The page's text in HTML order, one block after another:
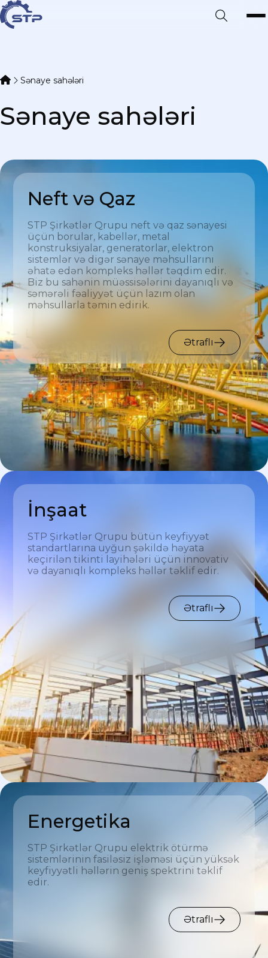
Sənaye sahələri
Sənaye sahələri
Neft və Qaz
STP Şirkətlər Qrupu neft və qaz sənayesi
üçün borular, kabellər, metal
konstruksiyalar, generatorlar, elektron
sistemlər və digər sənaye məhsullarını
əhatə edən kompleks həllər təqdim edir.
Biz bu sahənin müəssisələrini dayanıqlı və
səmərəli fəaliyyət üçün lazım olan
məhsullarla təmin edirik.
Ətraflı
İnşaat
STP Şirkətlər Qrupu bütün keyfiyyət
standartlarına uyğun şəkildə həyata
keçirilən tikinti layihələri üçün innovativ
və dayanıqlı kompleks həllər təklif edir.
Ətraflı
Energetika
STP Şirkətlər Qrupu elektrik ötürmə
sistemlərinin fasiləsiz işləməsi üçün yüksək
keyfiyyətli həllərin geniş spektrini təklif
edir.
Ətraflı